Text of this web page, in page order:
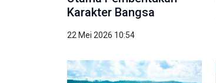
Karakter Bangsa
22 Mei 2026 10:54